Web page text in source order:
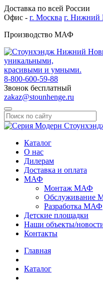
Доставка по всей России
Офис - г. Москва г. Нижний
Производство МАФ
уникальными,
красивыми и умными.
8-800-600-59-88
Звонок бесплатный
zakaz@stounhenge.ru
Каталог
О нас
Дилерам
Доставка и оплата
МАФ
Монтаж МАФ
Обслуживание
Разработка МАФ
Детские площадки
Наши объекты/
Контакты
Главная
Каталог